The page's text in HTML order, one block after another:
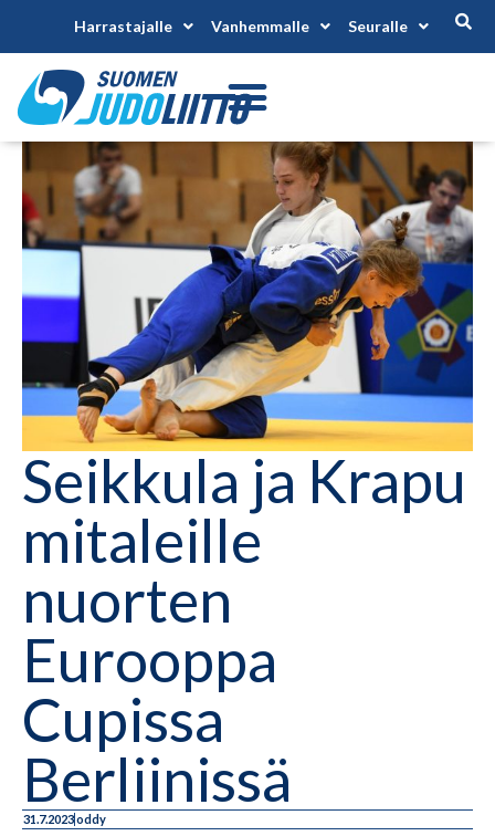
Harrastajalle Vanhemmalle Seuralle
Seikkula ja Krapu
mitaleille
nuorten
Eurooppa
Cupissa
Berliinissä
31.7.2023oddy